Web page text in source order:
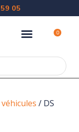
05
0
/ DS